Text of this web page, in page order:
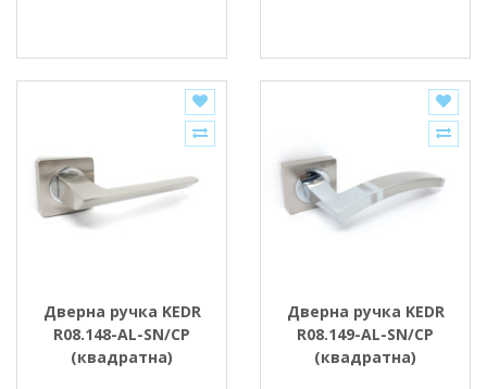
Дверна ручка KEDR
R08.148-AL-SN/CP
(квадратна)
Дверна ручка KEDR
R08.149-AL-SN/CP
(квадратна)